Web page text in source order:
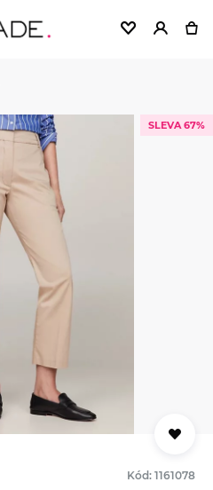
SLEVA 67%
Kód: 1161078